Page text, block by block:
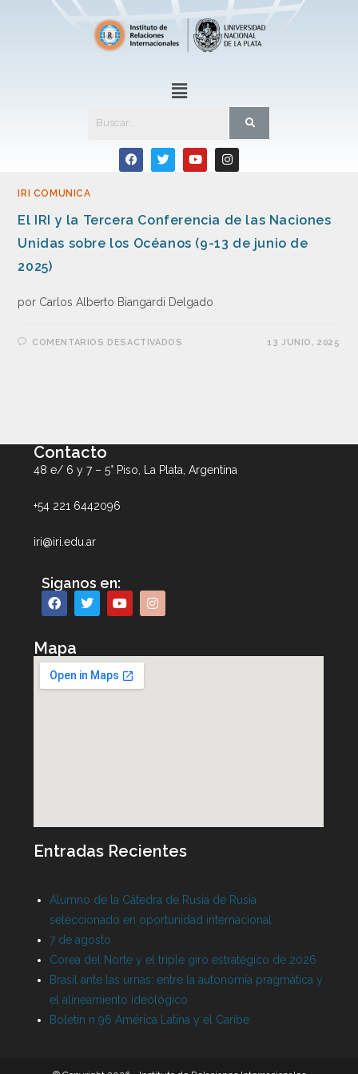
IRI COMUNICA
El IRI y la Tercera Conferencia de las Naciones
Unidas sobre los Océanos (9-13 de junio de
2025)
por Carlos Alberto Biangardi Delgado
COMENTARIOS DESACTIVADOS 13 JUNIO, 2025
Contacto
48 e/ 6 y 7 – 5° Piso, La Plata, Argentina
+54 221 6442096
iri@iri.edu.ar
Siganos en:
Mapa
Entradas Recientes
Alumno de la Cátedra de Rusia de Rusia
seleccionado en oportunidad internacional
7 de agosto
Corea del Norte y el triple giro estratégico de 2026
Brasil ante las urnas: entre la autonomía pragmática y
el alineamiento ideológico
Boletín n 96 América Latina y el Caribe